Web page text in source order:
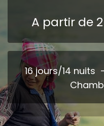
A partir de
16 jours/14 nuits